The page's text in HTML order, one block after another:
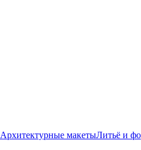
Архитектурные макетыЛитьё и